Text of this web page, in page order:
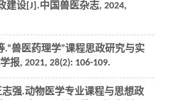
建设[J].中国兽医杂志, 2024,
.“兽医药理学”课程思政研究与实
报, 2021, 28(2): 106-109.
强.动物医学专业课程与思想政